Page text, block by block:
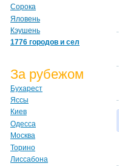
Сорока
Яловень
Кэушень
1776 городов и сел
За рубежом
Бухарест
Яссы
Киев
Одесса
Москва
Торино
Лиссабона